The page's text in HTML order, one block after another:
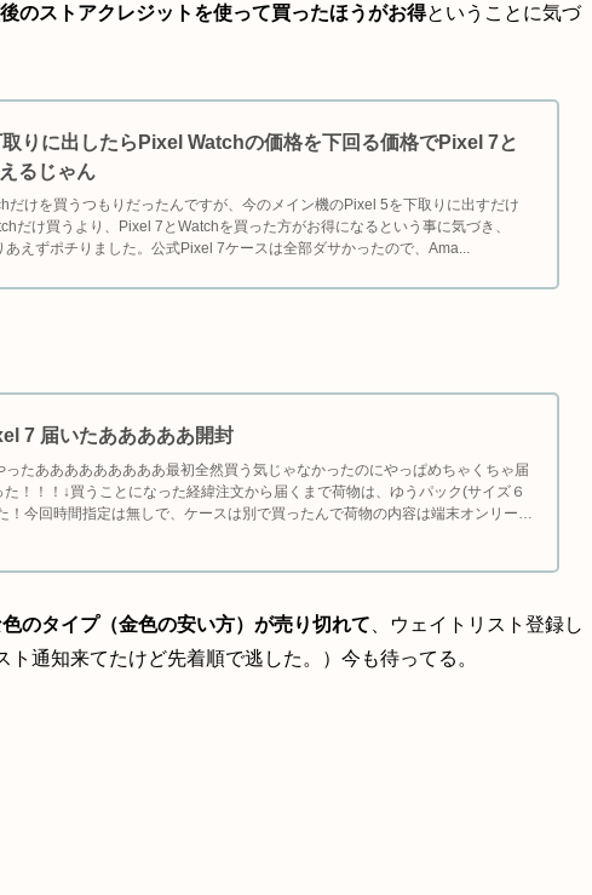
のストアクレジットを使って買ったほうがお得ということに気づ
りに出したらPixel Watchの価格を下回る価格でPixel 7と
るじゃん
だけを買うつもりだったんですが、今のメイン機のPixel 5を下取りに出すだけ
だけ買うより、Pixel 7とWatchを買った方がお得になるという事に気づき、
あえずポチりました。公式Pixel 7ケースは全部ダサかったので、Ama...
7 届いたあああああ開封
ったあああああああああ最初全然買う気じゃなかったのにやっぱめちゃくちゃ届
た！！！↓買うことになった経緯注文から届くまで荷物は、ゆうパック(サイズ６
！今回時間指定は無しで、ケースは別で買ったんで荷物の内容は端末オンリーで
のタイプ（金色の安い方）が売り切れて 、ウェイトリスト登録し
通知来てたけど先着順で逃した。）今も待ってる。